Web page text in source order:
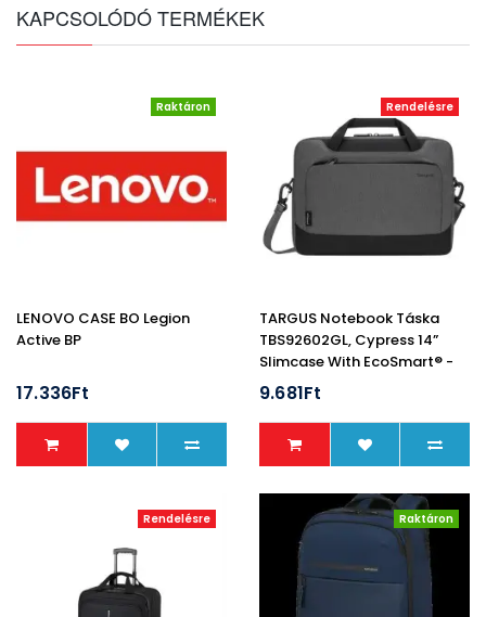
KAPCSOLÓDÓ TERMÉKEK
Raktáron
LENOVO CASE BO Legion
Active BP
17.336Ft
Rendelésre
TARGUS Notebook Táska
TBS92602GL, Cypress 14”
Slimcase With EcoSmart® -
Grey
9.681Ft
Rendelésre Raktáron